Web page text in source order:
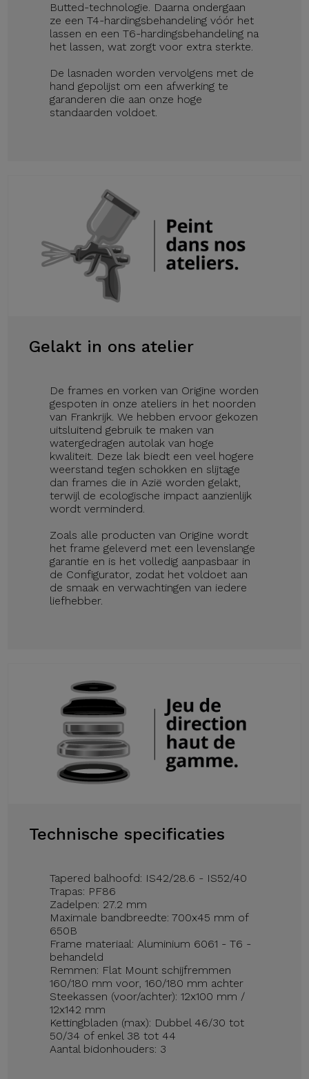
Butted-technologie. Daarna ondergaan
ze een T4-hardingsbehandeling vóór het
lassen en een T6-hardingsbehandeling na
het lassen, wat zorgt voor extra sterkte.
De lasnaden worden vervolgens met de
hand gepolijst om een afwerking te
garanderen die aan onze hoge
standaarden voldoet.
Gelakt in ons atelier
De frames en vorken van Origine worden
gespoten in onze ateliers in het noorden
van Frankrijk. We hebben ervoor gekozen
uitsluitend gebruik te maken van
watergedragen autolak van hoge
kwaliteit. Deze lak biedt een veel hogere
weerstand tegen schokken en slijtage
dan frames die in Azië worden gelakt,
terwijl de ecologische impact aanzienlijk
wordt verminderd.
Zoals alle producten van Origine wordt
het frame geleverd met een levenslange
garantie en is het volledig aanpasbaar in
de Configurator, zodat het voldoet aan
de smaak en verwachtingen van iedere
liefhebber.
Technische specificaties
Tapered balhoofd: IS42/28.6 - IS52/40
Trapas: PF86
Zadelpen: 27.2 mm
Maximale bandbreedte: 700x45 mm of
650B
Frame materiaal: Aluminium 6061 - T6 -
behandeld
Remmen: Flat Mount schijfremmen
160/180 mm voor, 160/180 mm achter
Steekassen (voor/achter): 12x100 mm /
12x142 mm
Kettingbladen (max): Dubbel 46/30 tot
50/34 of enkel 38 tot 44
Aantal bidonhouders: 3